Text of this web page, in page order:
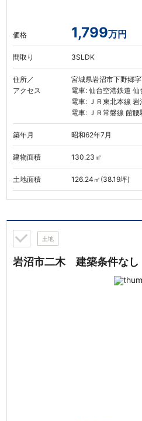
価格 1,799万円
間取り 3SLDK
住所／
アクセス
宮城県岩沼市下野郷
電車: 仙台空港鉄道 仙
電車: ＪＲ東北本線 岩
電車: ＪＲ常磐線 館
築年月 昭和62年7月
建物面積 130.23㎡
土地面積 126.24㎡(38.19坪)
土地
岩沼市二木 建築条件なし